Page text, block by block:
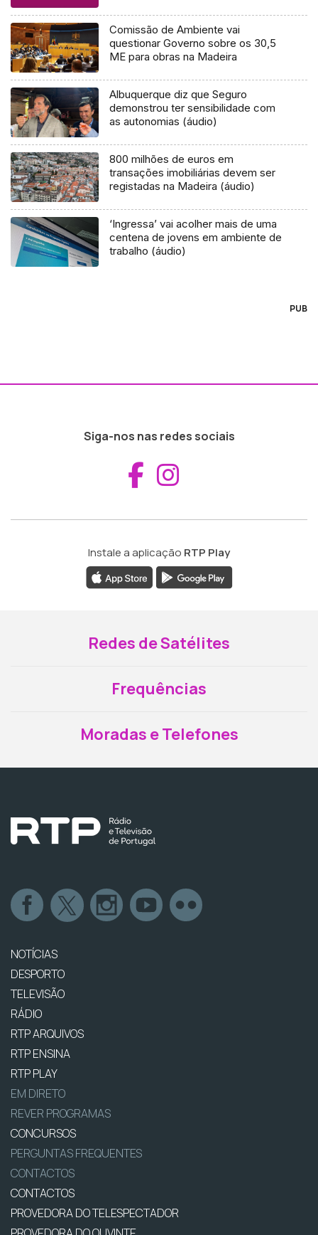
Comissão de Ambiente vai
questionar Governo sobre os 30,5
ME para obras na Madeira
Albuquerque diz que Seguro
demonstrou ter sensibilidade com
as autonomias (áudio)
800 milhões de euros em
transações imobiliárias devem ser
registadas na Madeira (áudio)
‘Ingressa’ vai acolher mais de uma
centena de jovens em ambiente de
trabalho (áudio)
PUB
Siga-nos nas redes sociais
Aceder ao
Instale a aplicação RTP Play
Redes de Satélites
Frequências
Moradas e Telefones
NOTÍCIAS
DESPORTO
TELEVISÃO
RÁDIO
RTP ARQUIVOS
RTP ENSINA
RTP PLAY
EM DIRETO
REVER PROGRAMAS
CONCURSOS
PERGUNTAS FREQUENTES
CONTACTOS
CONTACTOS
PROVEDORA DO TELESPECTADOR